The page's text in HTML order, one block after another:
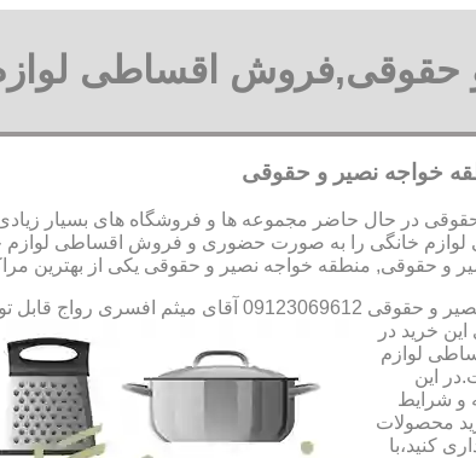
حقوقی,فروش اقساطی
خواجه نصیر و حقوقی
در حال حاضر مجموعه ها و فروشگاه های بسیار
لوازم خانگی را به صورت حضوری و فروش اقساطی
خواجه نصیر و حقوقی یکی از بهترین مراکز است. 09123069612 آقای
آقای میثم افسری
رواج قابل
خرید در
لوازم
این
و شرایط
محصولات
کنید،با